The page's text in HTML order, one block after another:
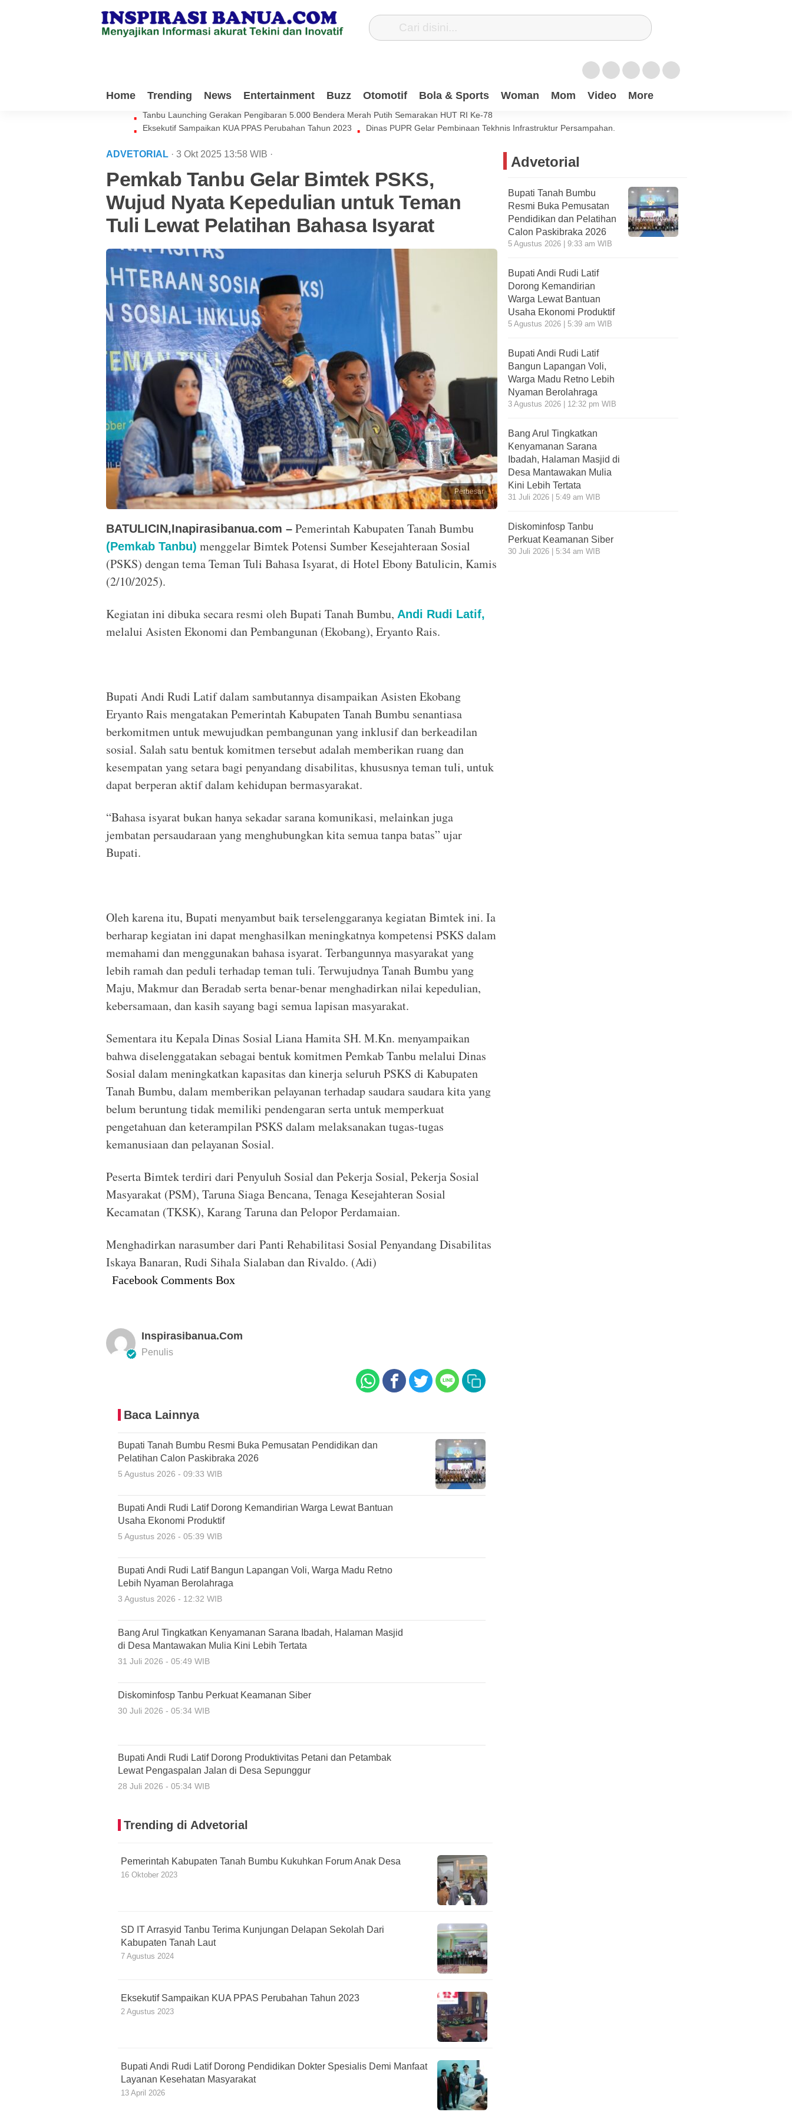
Home Trending News Entertainment Buzz Otomotif Bola & Sports Woman Mom Video More
Waket DPRD Tanbu Sebut Generasi Muda Harus Ikut Berkontribusi Untuk Negeri
Tanbu Launching Gerakan Pengibaran 5.000 Bendera Merah Putih Semarakan HUT RI Ke-78
Eksekutif Sampaikan KUA PPAS Perubahan Tahun 2023
Dinas PUPR Gelar Pembinaan Tekhnis Infrastruktur Persampahan.
ADVETORIAL · 3 Okt 2025 13:58 WIB ·
Pemkab Tanbu Gelar Bimtek PSKS,
Wujud Nyata Kepedulian untuk Teman
Tuli Lewat Pelatihan Bahasa Isyarat
Perbesar
BATULICIN,Inapirasibanua.com – Pemerintah Kabupaten Tanah Bumbu
(Pemkab Tanbu) menggelar Bimtek Potensi Sumber Kesejahteraan Sosial
(PSKS) dengan tema Teman Tuli Bahasa Isyarat, di Hotel Ebony Batulicin, Kamis
(2/10/2025).
Kegiatan ini dibuka secara resmi oleh Bupati Tanah Bumbu, Andi Rudi Latif,
melalui Asisten Ekonomi dan Pembangunan (Ekobang), Eryanto Rais.
Bupati Andi Rudi Latif dalam sambutannya disampaikan Asisten Ekobang
Eryanto Rais mengatakan Pemerintah Kabupaten Tanah Bumbu senantiasa
berkomitmen untuk mewujudkan pembangunan yang inklusif dan berkeadilan
sosial. Salah satu bentuk komitmen tersebut adalah memberikan ruang dan
kesempatan yang setara bagi penyandang disabilitas, khususnya teman tuli, untuk
dapat berperan aktif dalam kehidupan bermasyarakat.
“Bahasa isyarat bukan hanya sekadar sarana komunikasi, melainkan juga
jembatan persaudaraan yang menghubungkan kita semua tanpa batas” ujar
Bupati.
Oleh karena itu, Bupati menyambut baik terselenggaranya kegiatan Bimtek ini. Ia
berharap kegiatan ini dapat menghasilkan meningkatnya kompetensi PSKS dalam
memahami dan menggunakan bahasa isyarat. Terbangunnya masyarakat yang
lebih ramah dan peduli terhadap teman tuli. Terwujudnya Tanah Bumbu yang
Maju, Makmur dan Beradab serta benar-benar menghadirkan nilai kepedulian,
kebersamaan, dan kasih sayang bagi semua lapisan masyarakat.
Sementara itu Kepala Dinas Sosial Liana Hamita SH. M.Kn. menyampaikan
bahwa diselenggatakan sebagai bentuk komitmen Pemkab Tanbu melalui Dinas
Sosial dalam meningkatkan kapasitas dan kinerja seluruh PSKS di Kabupaten
Tanah Bumbu, dalam memberikan pelayanan terhadap saudara saudara kita yang
belum beruntung tidak memiliki pendengaran serta untuk memperkuat
pengetahuan dan keterampilan PSKS dalam melaksanakan tugas-tugas
kemanusiaan dan pelayanan Sosial.
Peserta Bimtek terdiri dari Penyuluh Sosial dan Pekerja Sosial, Pekerja Sosial
Masyarakat (PSM), Taruna Siaga Bencana, Tenaga Kesejahteran Sosial
Kecamatan (TKSK), Karang Taruna dan Pelopor Perdamaian.
Menghadirkan narasumber dari Panti Rehabilitasi Sosial Penyandang Disabilitas
Iskaya Banaran, Rudi Sihala Sialaban dan Rivaldo. (Adi)
Facebook Comments Box
Inspirasibanua.com
Penulis
Baca Lainnya
Bupati Tanah Bumbu Resmi Buka Pemusatan Pendidikan dan
Pelatihan Calon Paskibraka 2026
5 Agustus 2026 - 09:33 WIB
Bupati Andi Rudi Latif Dorong Kemandirian Warga Lewat Bantuan
Usaha Ekonomi Produktif
5 Agustus 2026 - 05:39 WIB
Bupati Andi Rudi Latif Bangun Lapangan Voli, Warga Madu Retno
Lebih Nyaman Berolahraga
3 Agustus 2026 - 12:32 WIB
Bang Arul Tingkatkan Kenyamanan Sarana Ibadah, Halaman Masjid
di Desa Mantawakan Mulia Kini Lebih Tertata
31 Juli 2026 - 05:49 WIB
Diskominfosp Tanbu Perkuat Keamanan Siber
30 Juli 2026 - 05:34 WIB
Bupati Andi Rudi Latif Dorong Produktivitas Petani dan Petambak
Lewat Pengaspalan Jalan di Desa Sepunggur
28 Juli 2026 - 05:34 WIB
Trending di Advetorial
Pemerintah Kabupaten Tanah Bumbu Kukuhkan Forum Anak Desa
16 Oktober 2023
SD IT Arrasyid Tanbu Terima Kunjungan Delapan Sekolah Dari
Kabupaten Tanah Laut
7 Agustus 2024
Eksekutif Sampaikan KUA PPAS Perubahan Tahun 2023
2 Agustus 2023
Bupati Andi Rudi Latif Dorong Pendidikan Dokter Spesialis Demi Manfaat
Layanan Kesehatan Masyarakat
13 April 2026
Advetorial
Bupati Tanah Bumbu
Resmi Buka Pemusatan
Pendidikan dan Pelatihan
Calon Paskibraka 2026
5 Agustus 2026 | 9:33 am WIB
Bupati Andi Rudi Latif
Dorong Kemandirian
Warga Lewat Bantuan
Usaha Ekonomi Produktif
5 Agustus 2026 | 5:39 am WIB
Bupati Andi Rudi Latif
Bangun Lapangan Voli,
Warga Madu Retno Lebih
Nyaman Berolahraga
3 Agustus 2026 | 12:32 pm WIB
Bang Arul Tingkatkan
Kenyamanan Sarana
Ibadah, Halaman Masjid di
Desa Mantawakan Mulia
Kini Lebih Tertata
31 Juli 2026 | 5:49 am WIB
Diskominfosp Tanbu
Perkuat Keamanan Siber
30 Juli 2026 | 5:34 am WIB